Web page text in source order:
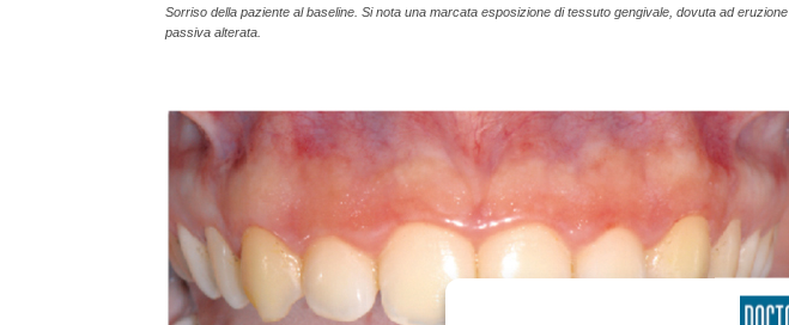
Sorriso della paziente al baseline. Si nota una marcata esposizione di tessuto gengivale, dovuta ad eruzione
passiva alterata.